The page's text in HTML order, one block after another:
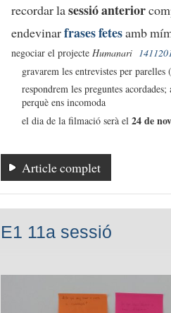
recordar lasessió anterior
endevinarfrases fetesamb
negociar el projecte Humanari
gravarem les entrevistes per
respondrem les preguntes
perquè ens incomoda
el dia de la filmació serà el 24 de
Article complet
E1 11a sessió